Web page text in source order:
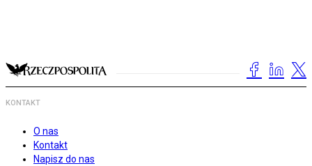
KONTAKT
O nas
Kontakt
Napisz do nas